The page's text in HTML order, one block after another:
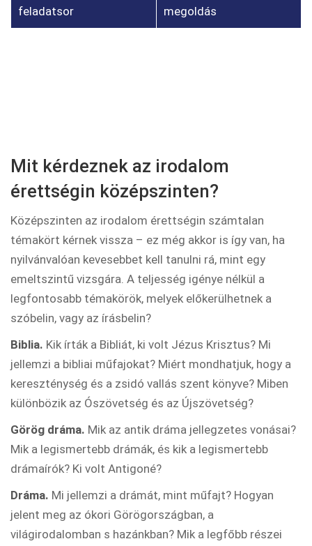
feladatsor
megoldás
Mit kérdeznek az irodalom
érettségin középszinten?
Középszinten az irodalom érettségin számtalan
témakört kérnek vissza – ez még akkor is így van, ha
nyilvánvalóan kevesebbet kell tanulni rá, mint egy
emeltszintű vizsgára. A teljesség igénye nélkül a
legfontosabb témakörök, melyek előkerülhetnek a
szóbelin, vagy az írásbelin?
Biblia. Kik írták a Bibliát, ki volt Jézus Krisztus? Mi
jellemzi a bibliai műfajokat? Miért mondhatjuk, hogy a
kereszténység és a zsidó vallás szent könyve? Miben
különbözik az Ószövetség és az Újszövetség?
Görög dráma. Mik az antik dráma jellegzetes vonásai?
Mik a legismertebb drámák, és kik a legismertebb
drámaírók? Ki volt Antigoné?
Dráma. Mi jellemzi a drámát, mint műfajt? Hogyan
jelent meg az ókori Görögországban, a
világirodalomban s hazánkban? Mik a legfőbb részei